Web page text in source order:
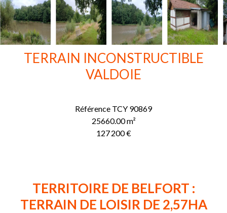
TERRAIN INCONSTRUCTIBLE
VALDOIE
Référence TCY 90869
25660.00m²
127 200 €
TERRITOIRE DE BELFORT :
TERRAIN DE LOISIR DE 2,57HA